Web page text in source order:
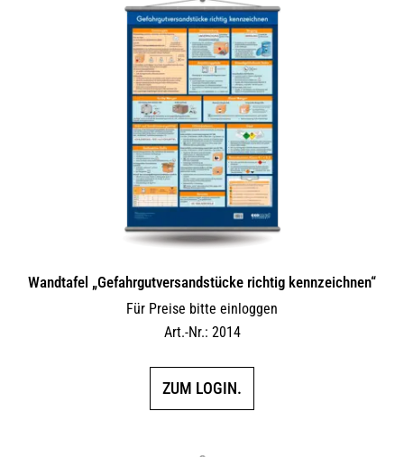
Wandtafel „Gefahrgutversandstücke richtig kennzeichnen“
Für Preise bitte einloggen
Art.-Nr.: 2014
ZUM LOGIN.